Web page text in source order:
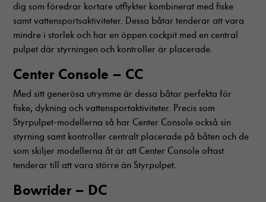
dig som föredrar kortare utflykter kombinerat med fiske
samt vattensportsaktiviteter. Dessa båtar tenderar att vara
mindre i storlek och har en öppen cockpit med en central
pulpet där styrningen och kontroller är placerade.
Center Console – CC
Med sitt generösa utrymme är dessa båtar perfekta för
fiske, dykning och vattensportaktiviteter. Precis som
Styrpulpet-modellerna så har Center Console också sin
styrning samt kontroller centralt placerade på båten och de
som skiljer modellerna åt är att Center Console oftast
tenderar till att vara större än Styrpulpet.
Bowrider – DC
Dessa cookies
går inte att
välja bort. De
behövs för att
hemsidan över
huvud taget
ska fungera.